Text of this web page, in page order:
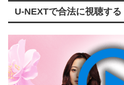
U-NEXTで合法に視聴する